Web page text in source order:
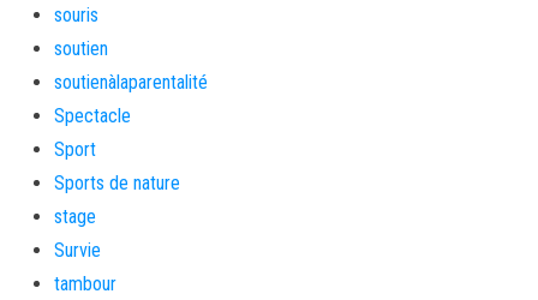
souris
soutien
soutienàlaparentalité
Spectacle
Sport
Sports de nature
stage
Survie
tambour